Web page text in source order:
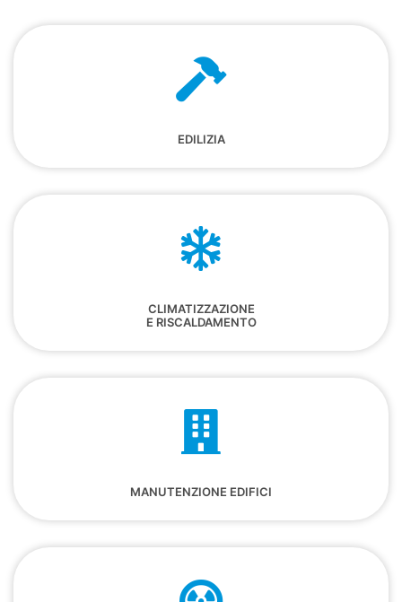
EDILIZIA
CLIMATIZZAZIONE
E RISCALDAMENTO
MANUTENZIONE EDIFICI